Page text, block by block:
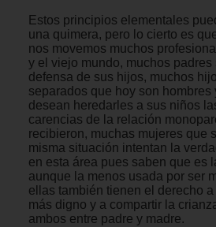
Estos principios elementales
una quimera, pero lo cierto es
nos movemos muchos
y el viejo mundo, muchos padres
defensa de sus hijos, muchos
separados que hoy son hombres
desean heredarles a sus niños
carencias de la relación
recibieron, muchas mujeres que
misma situación intentan la
en esta área pues saben que es
aunque la menos usada por ser
ellas también tienen el derecho
más digno y a compartir la
ambos entre padre y madre.